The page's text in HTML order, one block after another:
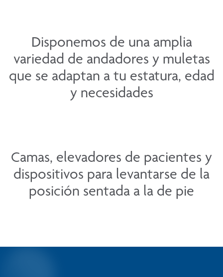
Disponemos de una amplia
variedad de andadores y muletas
que se adaptan a tu estatura, edad
y necesidades
Camas, elevadores de pacientes y
dispositivos para levantarse de la
posición sentada a la de pie